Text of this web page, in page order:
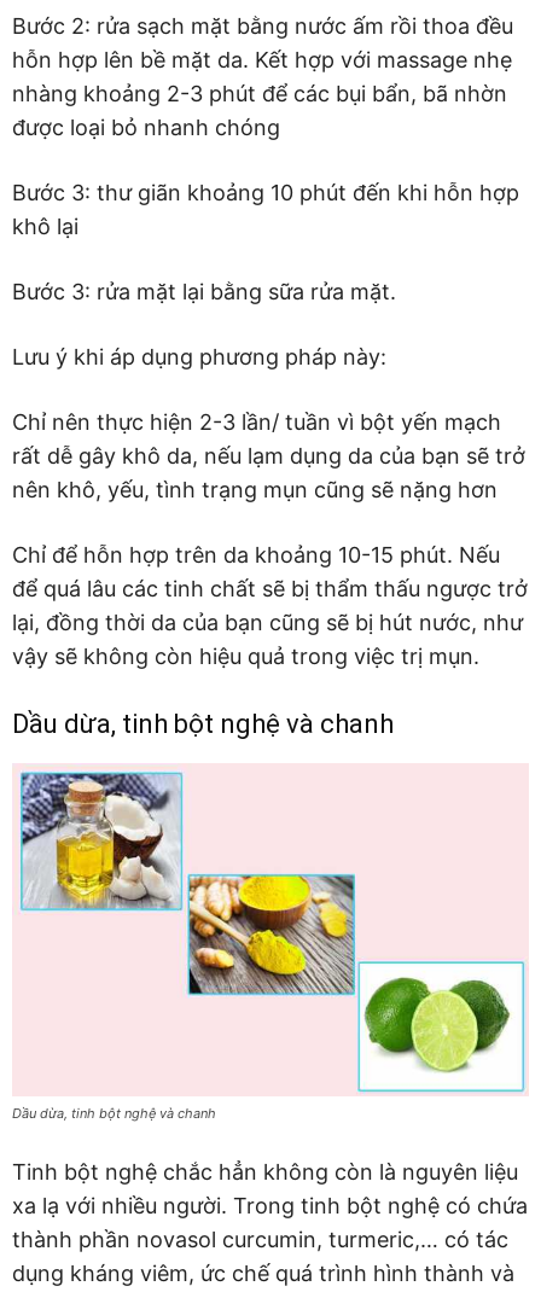
Bước 2: rửa sạch mặt bằng nước ấm rồi thoa đều
hỗn hợp lên bề mặt da. Kết hợp với massage nhẹ
nhàng khoảng 2-3 phút để các bụi bẩn, bã nhờn
được loại bỏ nhanh chóng
Bước 3: thư giãn khoảng 10 phút đến khi hỗn hợp
khô lại
Bước 3: rửa mặt lại bằng sữa rửa mặt.
Lưu ý khi áp dụng phương pháp này:
Chỉ nên thực hiện 2-3 lần/ tuần vì bột yến mạch
rất dễ gây khô da, nếu lạm dụng da của bạn sẽ trở
nên khô, yếu, tình trạng mụn cũng sẽ nặng hơn
Chỉ để hỗn hợp trên da khoảng 10-15 phút. Nếu
để quá lâu các tinh chất sẽ bị thẩm thấu ngược trở
lại, đồng thời da của bạn cũng sẽ bị hút nước, như
vậy sẽ không còn hiệu quả trong việc trị mụn.
Dầu dừa, tinh bột nghệ và chanh
Dầu dừa, tinh bột nghệ và chanh
Tinh bột nghệ chắc hẳn không còn là nguyên liệu
xa lạ với nhiều người. Trong tinh bột nghệ có chứa
thành phần novasol curcumin, turmeric,… có tác
dụng kháng viêm, ức chế quá trình hình thành và